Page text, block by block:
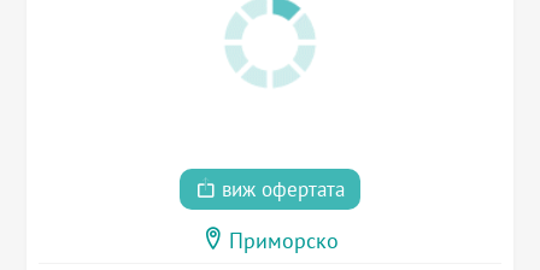
виж офертата
Приморско